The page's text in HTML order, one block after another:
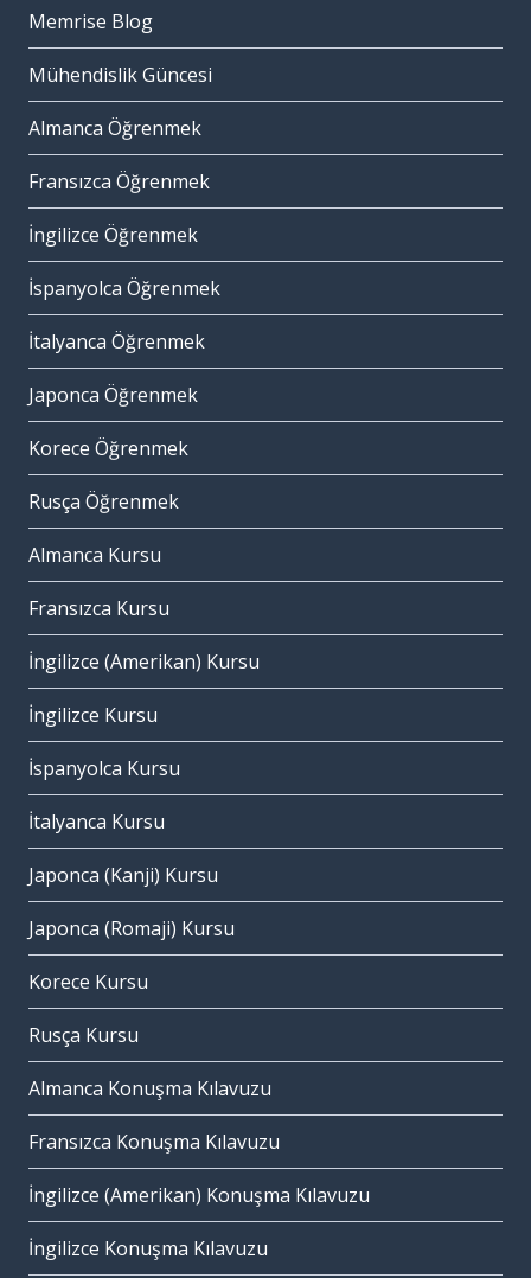
Memrise Blog
Mühendislik Güncesi
Almanca Öğrenmek
Fransızca Öğrenmek
İngilizce Öğrenmek
İspanyolca Öğrenmek
İtalyanca Öğrenmek
Japonca Öğrenmek
Korece Öğrenmek
Rusça Öğrenmek
Almanca Kursu
Fransızca Kursu
İngilizce (Amerikan) Kursu
İngilizce Kursu
İspanyolca Kursu
İtalyanca Kursu
Japonca (Kanji) Kursu
Japonca (Romaji) Kursu
Korece Kursu
Rusça Kursu
Almanca Konuşma Kılavuzu
Fransızca Konuşma Kılavuzu
İngilizce (Amerikan) Konuşma Kılavuzu
İngilizce Konuşma Kılavuzu